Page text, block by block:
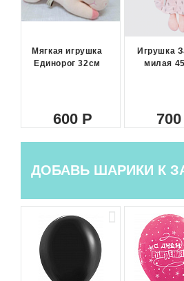
Мягкая игрушка
Единорог 32см
600
Игрушка
милая
700
ДОБАВЬ ШАРИКИ К